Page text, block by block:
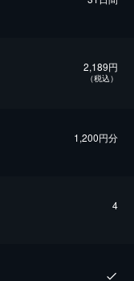
2,189円
（税込）
1,200円分
4